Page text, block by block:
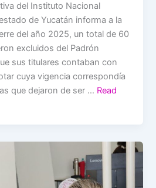
del Instituto Nacional
de Yucatán informa a la
del año 2025, un total de 60
excluidos del Padrón
sus titulares contaban con
cuya vigencia correspondía
que dejaron de ser … Read